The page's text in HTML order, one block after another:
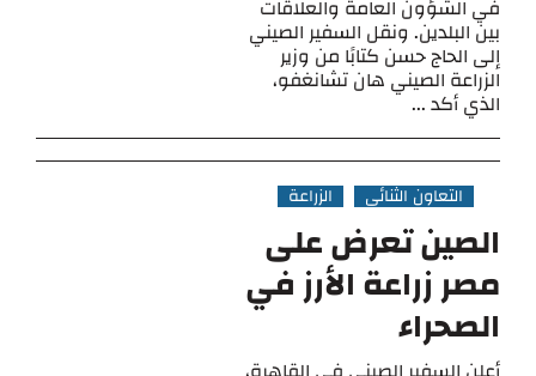
في الشؤون العامة والعلاقات
بين البلدين. ونقل السفير الصيني
إلى الحاج حسن كتابًا من وزير
الزراعة الصيني هان تشانغفو،
الذي أكد ...
التعاون الثنائي الزراعة
الصين تعرض على
مصر زراعة الأرز في
الصحراء